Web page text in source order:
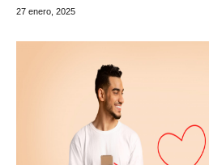
27 enero, 2025